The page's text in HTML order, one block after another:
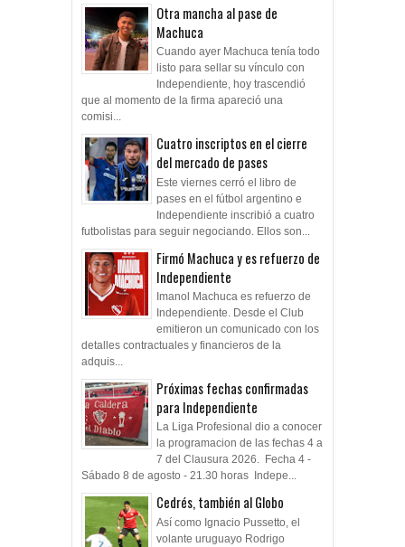
Otra mancha al pase de
Machuca
Cuando ayer Machuca tenía todo
listo para sellar su vínculo con
Independiente, hoy trascendió
que al momento de la firma apareció una
comisi...
Cuatro inscriptos en el cierre
del mercado de pases
Este viernes cerró el libro de
pases en el fútbol argentino e
Independiente inscribió a cuatro
futbolistas para seguir negociando. Ellos son...
Firmó Machuca y es refuerzo de
Independiente
Imanol Machuca es refuerzo de
Independiente. Desde el Club
emitieron un comunicado con los
detalles contractuales y financieros de la
adquis...
Próximas fechas confirmadas
para Independiente
La Liga Profesional dio a conocer
la programacion de las fechas 4 a
7 del Clausura 2026. Fecha 4 -
Sábado 8 de agosto - 21.30 horas Indepe...
Cedrés, también al Globo
Así como Ignacio Pussetto, el
volante uruguayo Rodrigo